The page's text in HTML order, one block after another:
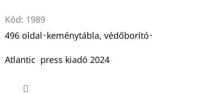
Kód: 1989
496 oldal･keménytábla, védőborító･
Atlantic press kiadó 2024